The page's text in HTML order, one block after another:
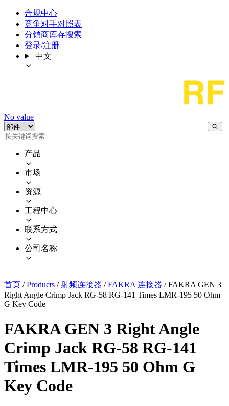
合规中心
竞争对手对照表
分销商库存搜索
登录/注册
中文
No value
产品
市场
资源
工程中心
联系方式
公司名称
首页 / Products / 射频连接器 / FAKRA 连接器 / FAKRA GEN 3
Right Angle Crimp Jack RG-58 RG-141 Times LMR-195 50 Ohm
G Key Code
FAKRA GEN 3 Right Angle
Crimp Jack RG-58 RG-141
Times LMR-195 50 Ohm G
Key Code